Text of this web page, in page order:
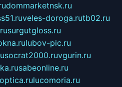
dommarketnsk.ru
veles-doroga.rutb02.ru
surgutgloss.ru
lubov-pic.ru
socrat2000.ruvgurin.ru
sabeonline.ru
lucomoria.ru